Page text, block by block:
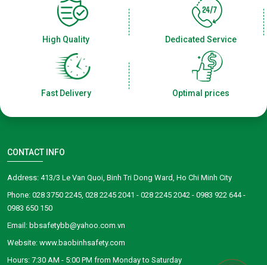
High Quality Dedicated Service
Fast Delivery Optimal prices
CONTACT INFO
Address: 413/3 Le Van Quoi, Binh Tri Dong Ward, Ho Chi Minh City
Phone: 028 3750 2245, 028 2245 2041 - 028 2245 2042 - 0983 922 644 -
0983 650 150
Email: bbsafetybb@yahoo.com.vn
Website: www.baobinhsafety.com
​​​​Hours: 7:30 AM - 5:00 PM from Monday to Saturday